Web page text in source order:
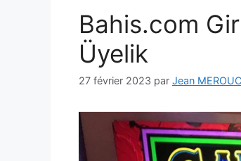
Bahis.com
Üyelik
27 février 2023 par Jean